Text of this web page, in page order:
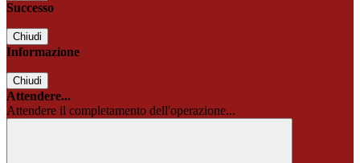
Successo
Chiudi
Informazione
Chiudi
Attendere...
Attendere il completamento dell'operazione...